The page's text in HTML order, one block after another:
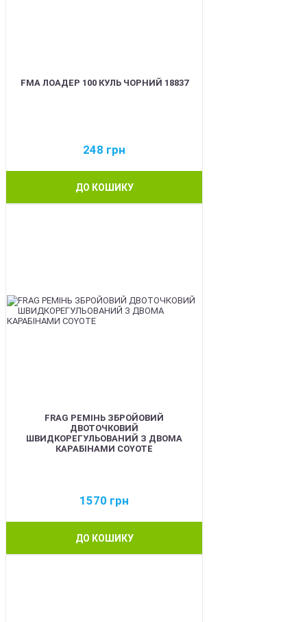
FMA ЛОАДЕР 100 КУЛЬ ЧОРНИЙ 18837
248 грн
ДО КОШИКУ
FRAG РЕМІНЬ ЗБРОЙОВИЙ
ДВОТОЧКОВИЙ
ШВИДКОРЕГУЛЬОВАНИЙ З ДВОМА
КАРАБІНАМИ COYOTE
1570 грн
ДО КОШИКУ